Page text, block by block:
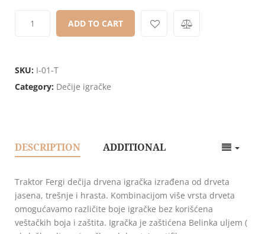
ADD TO CART
SKU: I-01-T
Category: Dečije igračke
DESCRIPTION ADDITIONAL
Traktor Fergi dečija drvena igračka izrađena od drveta
jasena, trešnje i hrasta. Kombinacijom više vrsta drveta
omogućavamo različite boje igračke bez korišćena
veštačkih boja i zaštita. Igračka je zaštićena Belinka uljem (